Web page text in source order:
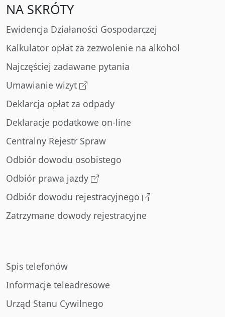
NA SKRÓTY
Ewidencja Działaności Gospodarczej
Kalkulator opłat za zezwolenie na alkohol
Najczęściej zadawane pytania
Umawianie wizyt
Deklarcja opłat za odpady
Deklaracje podatkowe on-line
Centralny Rejestr Spraw
Odbiór dowodu osobistego
Odbiór prawa jazdy
Odbiór dowodu rejestracyjnego
Zatrzymane dowody rejestracyjne
Spis telefonów
Informacje teleadresowe
Urząd Stanu Cywilnego